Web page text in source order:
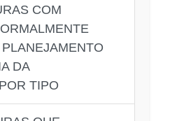
COM
DA
TIPO